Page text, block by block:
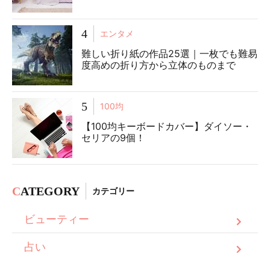
4 エンタメ
難しい折り紙の作品25選｜一枚でも難易
度高めの折り方から立体のものまで
5 100均
【100均キーボードカバー】ダイソー・
セリアの9個！
CATEGORY カテゴリー
ビューティー
占い